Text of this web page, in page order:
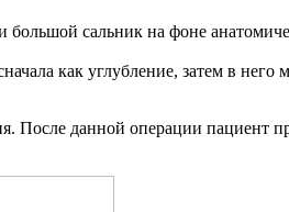
сальник на фоне
как углубление, затем в
После данной операции